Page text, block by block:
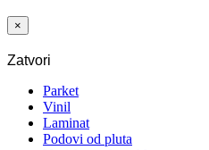
×
Zatvori
Parket
Vinil
Laminat
Podovi od pluta